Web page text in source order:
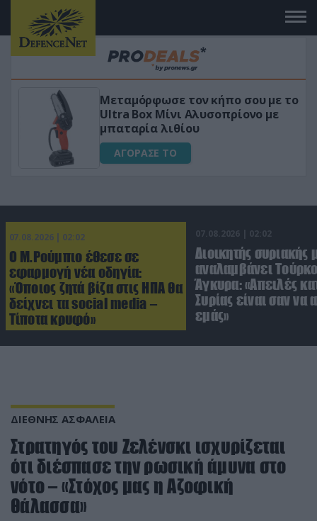
Μεταμόρφωσε τον κήπο σου με το
Ultra Box Μίνι Αλυσοπρίονο με
μπαταρία λιθίου
ΑΓΟΡΑΣΕ ΤΟ
07.08.2026 | 02:02
Ο Μ.Ρούμπιο έθεσε σε
εφαρμογή νέα οδηγία:
«Όποιος ζητά βίζα στις ΗΠΑ θα
δείχνει τα social media –
Τίποτα κρυφό»
07.08.2026 | 02:02
Διοικητής συριακής
αναλαμβάνει
Άγκυρα: «Απειλές
Συρίας είναι σαν να
εμάς»
ΔΙΕΘΝΗΣ ΑΣΦΑΛΕΙΑ
Στρατηγός του Ζελένσκι ισχυρίζεται
ότι διέσπασε την ρωσική άμυνα στο
νότο – «Στόχος μας η Αζοφική
θάλασσα»